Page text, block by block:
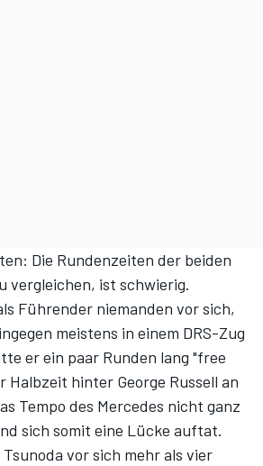
Die Rundenzeiten der beiden
vergleichen, ist schwierig.
Führender niemanden vor sich,
meistens in einem DRS-Zug
er ein paar Runden lang "free
Halbzeit hinter George Russell an
Tempo des Mercedes nicht ganz
sich somit eine Lücke auftat.
vor sich mehr als vier